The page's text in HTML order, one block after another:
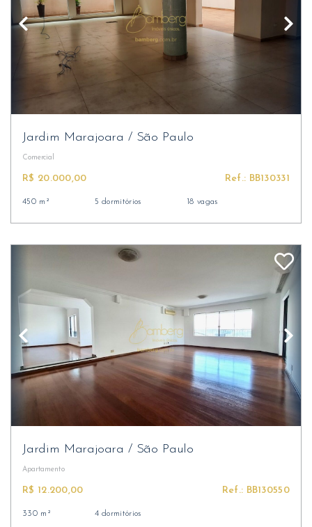
Jardim Marajoara / São Paulo
Comercial
R$ 20.000,00 Ref.: BB130331
450 m² 5 dormitórios 18 vagas
Jardim Marajoara / São Paulo
Apartamento
R$ 12.200,00 Ref.: BB130550
330 m² 4 dormitórios